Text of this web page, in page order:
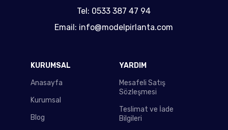
Tel: 0533 387 47 94
Email: info@modelpirlanta.com
KURUMSAL
Anasayfa
Kurumsal
Blog
YARDIM
Mesafeli Satış
Sözleşmesi
Teslimat ve İade
Bilgileri